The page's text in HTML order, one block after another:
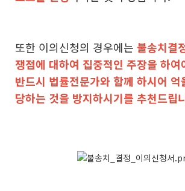
또한 이의신청의 경우에는 ​ 불송치결
쟁점에 대하여 집중적인 주장을 하여
반드시 법률전문가와 함께 하시어 억
당하는 것을 방지하시기를 추천드립